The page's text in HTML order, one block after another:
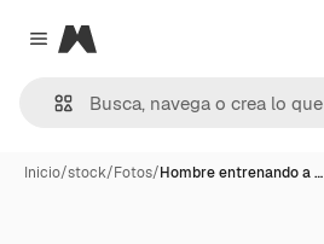
Close menu
Magnific
Inicio/stock/Fotos/Hombre entrenando a …